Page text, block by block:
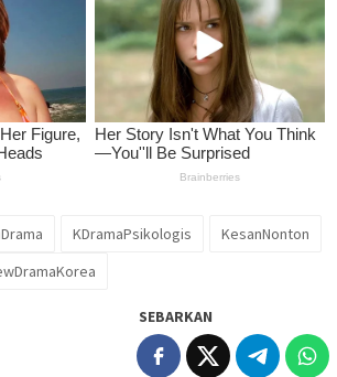
KDramaPsikologis
KesanNonton
SEBARKAN